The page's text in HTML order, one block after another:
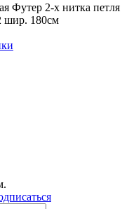
Футер 2-х нитка
шир. 180см